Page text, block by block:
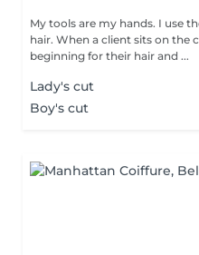
My tools are my hands. I use
hair. When a client sits on the
beginning for their hair and ...
Lady's cut
Boy's cut